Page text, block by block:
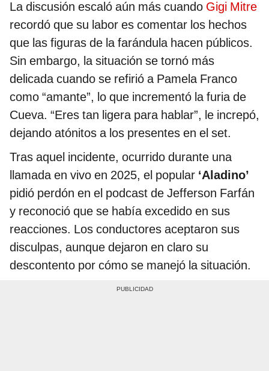
La discusión escaló aún más cuando Gigi Mitre
recordó que su labor es comentar los hechos
que las figuras de la farándula hacen públicos.
Sin embargo, la situación se tornó más
delicada cuando se refirió a Pamela Franco
como “amante”, lo que incrementó la furia de
Cueva. “Eres tan ligera para hablar”, le increpó,
dejando atónitos a los presentes en el set.
Tras aquel incidente, ocurrido durante una
llamada en vivo en 2025, el popular ‘Aladino’
pidió perdón en el podcast de Jefferson Farfán
y reconoció que se había excedido en sus
reacciones. Los conductores aceptaron sus
disculpas, aunque dejaron en claro su
descontento por cómo se manejó la situación.